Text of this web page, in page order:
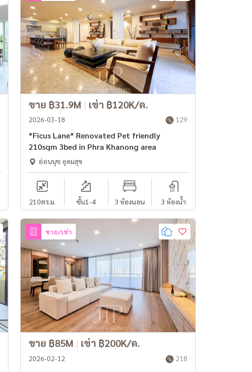
ขาย ฿31.9M | เช่า ฿120K/ด.
2026-03-18 129
*Ficus Lane* Renovated Pet friendly
210sqm 3bed in Phra Khanong area
อ่อนนุช อุดมสุข
210ตร.ม. ชั้น1-4 3 ห้องนอน 3 ห้องน้ำ
ขาย/เช่า
ขาย ฿85M | เช่า ฿200K/ด.
2026-02-12 218